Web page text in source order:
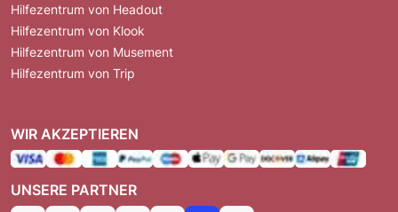
Hilfezentrum von Headout
Hilfezentrum von Klook
Hilfezentrum von Musement
Hilfezentrum von Trip
WIR AKZEPTIEREN
UNSERE PARTNER